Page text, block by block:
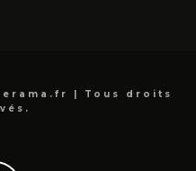
| Tous droits